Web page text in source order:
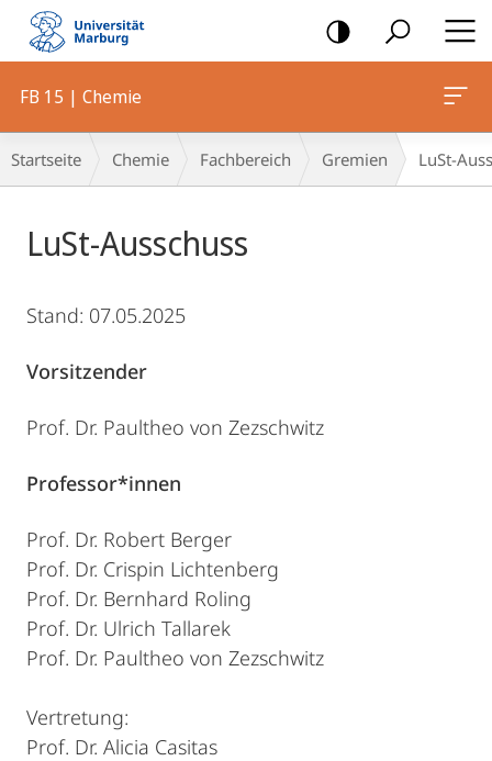
Mobile-
Navigation
FB 15 | Chemie
Breadcrumb-
Navigation
Startseite Chemie Fachbereich Gremien LuSt-
LuSt-Ausschuss
Stand: 07.05.2025
Vorsitzender
Prof. Dr. Paultheo von Zezschwitz
Professor*innen
Prof. Dr. Robert Berger
Prof. Dr. Crispin Lichtenberg
Prof. Dr. Bernhard Roling
Prof. Dr. Ulrich Tallarek
Prof. Dr. Paultheo von Zezschwitz
Vertretung:
Prof. Dr. Alicia Casitas